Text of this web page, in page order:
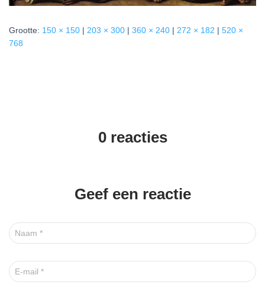
Grootte: 150 × 150 | 203 × 300 | 360 × 240 | 272 × 182 | 520 ×
768
0 reacties
Geef een reactie
Naam *
E-mail *